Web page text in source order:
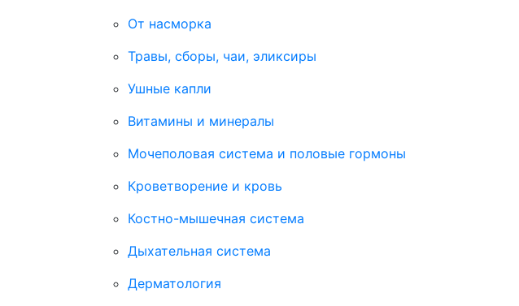
От насморка
Травы, сборы, чаи, эликсиры
Ушные капли
Витамины и минералы
Мочеполовая система и половые гормоны
Кроветворение и кровь
Костно-мышечная система
Дыхательная система
Дерматология